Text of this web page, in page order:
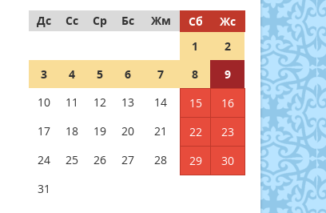
Дс
Сс Ср Бс Жм Сб
Жс
1
2
3
4 5 6 7 8
9
10
11 12 13 14 15
16
17
18 19 20 21 22
23
24
25 26 27 28 29
30
31